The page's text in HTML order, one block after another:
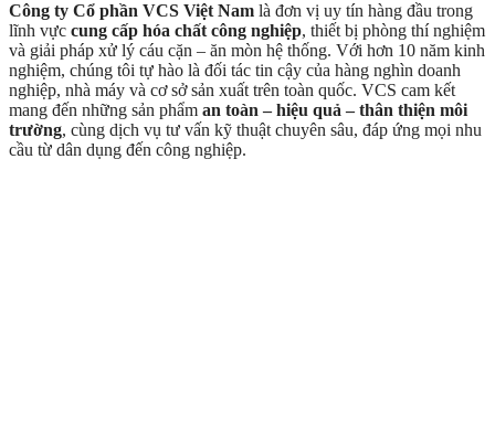
Công ty Cổ phần VCS Việt Nam là đơn vị uy tín hàng đầu trong
lĩnh vực cung cấp hóa chất công nghiệp, thiết bị phòng thí nghiệm
và giải pháp xử lý cáu cặn – ăn mòn hệ thống. Với hơn 10 năm kinh
nghiệm, chúng tôi tự hào là đối tác tin cậy của hàng nghìn doanh
nghiệp, nhà máy và cơ sở sản xuất trên toàn quốc. VCS cam kết
mang đến những sản phẩm an toàn – hiệu quả – thân thiện môi
trường, cùng dịch vụ tư vấn kỹ thuật chuyên sâu, đáp ứng mọi nhu
cầu từ dân dụng đến công nghiệp.